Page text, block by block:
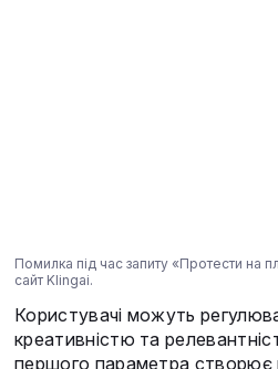
Помилка під час запиту «Протести на
сайт Klingai.
Користувачі можуть
креативністю та
першого параметра створює